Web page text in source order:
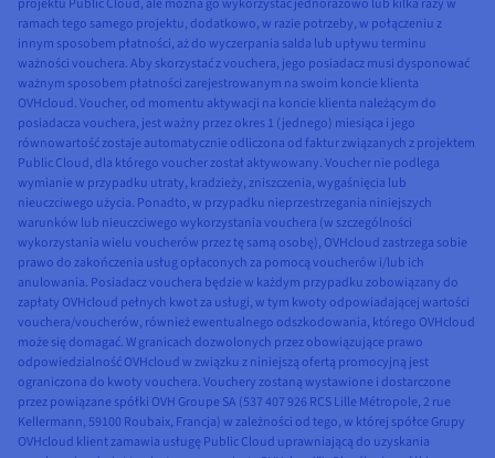
ramach tego samego projektu, dodatkowo, w razie potrzeby, w połączeniu z
innym sposobem płatności, aż do wyczerpania salda lub upływu terminu
ważności vouchera. Aby skorzystać z vouchera, jego posiadacz musi dysponować
ważnym sposobem płatności zarejestrowanym na swoim koncie klienta
OVHcloud. Voucher, od momentu aktywacji na koncie klienta należącym do
posiadacza vouchera, jest ważny przez okres 1 (jednego) miesiąca i jego
równowartość zostaje automatycznie odliczona od faktur związanych z projektem
Public Cloud, dla którego voucher został aktywowany. Voucher nie podlega
wymianie w przypadku utraty, kradzieży, zniszczenia, wygaśnięcia lub
nieuczciwego użycia. Ponadto, w przypadku nieprzestrzegania niniejszych
warunków lub nieuczciwego wykorzystania vouchera (w szczególności
wykorzystania wielu voucherów przez tę samą osobę), OVHcloud zastrzega sobie
prawo do zakończenia usług opłaconych za pomocą voucherów i/lub ich
anulowania. Posiadacz vouchera będzie w każdym przypadku zobowiązany do
zapłaty OVHcloud pełnych kwot za usługi, w tym kwoty odpowiadającej wartości
vouchera/voucherów, również ewentualnego odszkodowania, którego OVHcloud
może się domagać. W granicach dozwolonych przez obowiązujące prawo
odpowiedzialność OVHcloud w związku z niniejszą ofertą promocyjną jest
ograniczona do kwoty vouchera. Vouchery zostaną wystawione i dostarczone
przez powiązane spółki OVH Groupe SA (537 407 926 RCS Lille Métropole, 2 rue
Kellermann, 59100 Roubaix, Francja) w zależności od tego, w której spółce Grupy
OVHcloud klient zamawia usługę Public Cloud uprawniającą do uzyskania